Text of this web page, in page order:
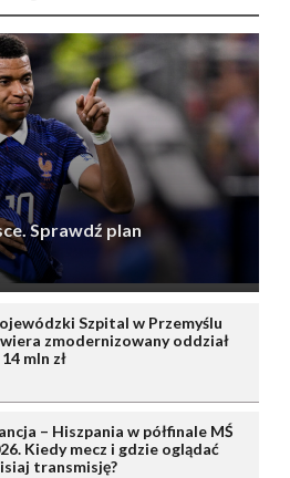
Sprawdź plan
Szpital w Przemyślu
zmodernizowany oddział
mln zł
– Hiszpania w półfinale MŚ
Kiedy mecz i gdzie oglądać
transmisję?